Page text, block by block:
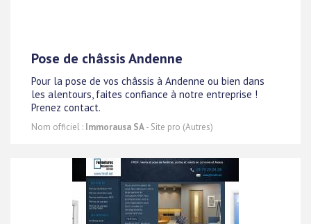
Pose de châssis Andenne
Pour la pose de vos châssis à Andenne ou bien dans
les alentours, faites confiance à notre entreprise !
Prenez contact.
Nom officiel : Immorausa SA- Site pro (Autres)